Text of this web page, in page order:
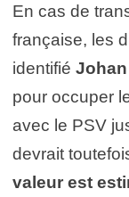
En cas de
française, les
identifié
pour occuper
avec le PSV
devrait
valeur est